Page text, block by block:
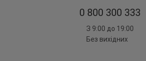
0 800 300 333
З 9:00 до 19:00
Без вихідних